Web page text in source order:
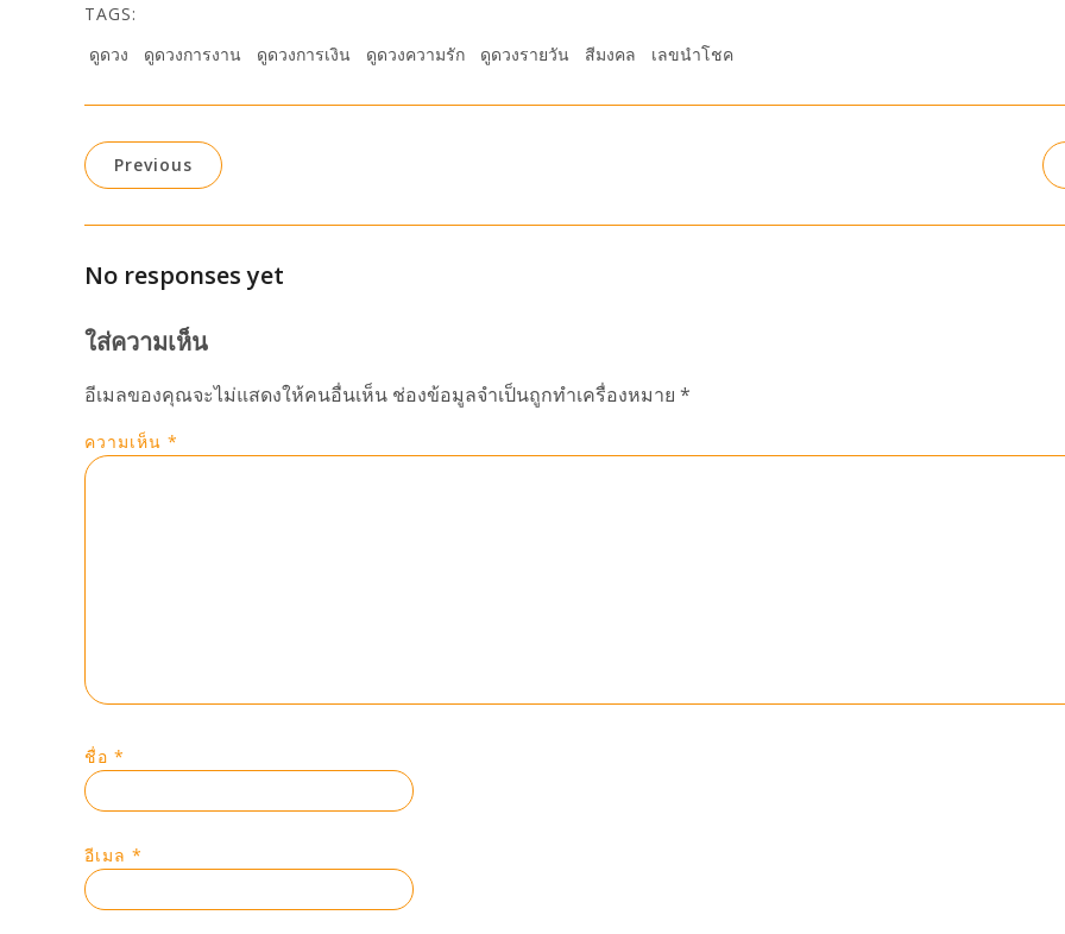
TAGS:
ดูดวง
ดูดวงการงาน ดูดวงการเงิน ดูดวงความรัก ดูดวงรายวัน สีมงคล เลขนำโชค
Previous
No responses yet
ใส่ความเห็น
อีเมลของคุณจะไม่แสดงให้คนอื่นเห็น ช่องข้อมูลจำเป็นถูกทำเครื่องหมาย *
ความเห็น *
ชื่อ *
อีเมล *